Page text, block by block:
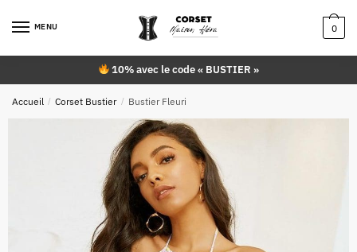
MENU 0
10% avec le code « BUSTIER »
Accueil / Corset Bustier / Bustier Fleuri